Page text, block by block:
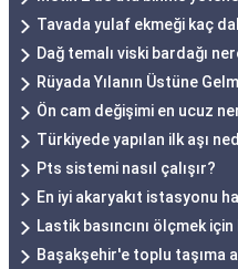
Tavada yulaf ekmeği kaç
Dağ temalı viski bardağı
Rüyada Yılanın Üstüne
Ön cam değişimi en ucuz
Türkiyede yapılan ilk aşı
Pts sistemi nasıl çalışır?
En iyi akaryakıt istasyonu
Lastik basıncını ölçmek
Başakşehir'e toplu taşıma